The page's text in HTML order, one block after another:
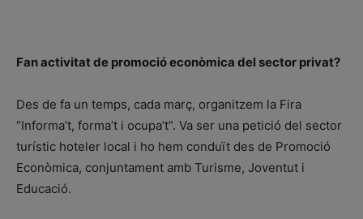
Fan activitat de promoció econòmica del sector privat?
Des de fa un temps, cada març, organitzem la Fira
“Informa’t, forma’t i ocupa’t”. Va ser una petició del sector
turístic hoteler local i ho hem conduït des de Promoció
Econòmica, conjuntament amb Turisme, Joventut i
Educació.